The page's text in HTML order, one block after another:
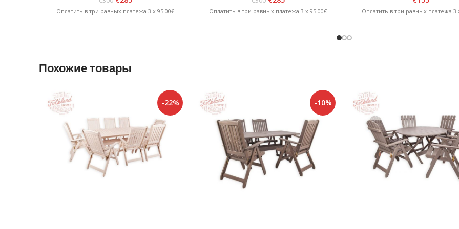
Оплатить в три равных платежа 3 x 95.00€ Оплатить в три равных платежа 3 x 95.00€ Оплатить в три равных платежа 3
Похожие товары
-22% -10%